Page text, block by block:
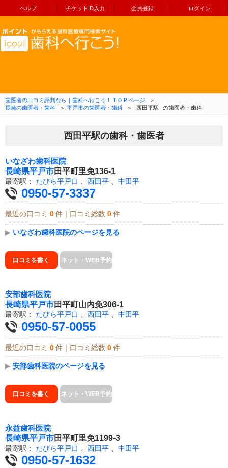
ヘルプ チケットID入力 会員登録 ログイン
コンテンツへ移動
歯医者の口コミ評判なら｜歯科へ行こう！ＴＯＰページ
＞
長崎の歯医者・歯科
＞ 平戸市の歯医者・歯科 ＞ 西田平駅 の歯医者・歯科
西田平駅の歯科・歯医者
いなざわ歯科医院
長崎県平戸市田平町里免136-1
最寄駅： たびら平戸口 西田平 中田平
0950-57-3337
最近の口コミ 0 件｜口コミ総数 0 件
▶ いなざわ歯科医院のページを見る
口コミを書く ネット・WEB予約
安部歯科医院
長崎県平戸市田平町山内免306-1
最寄駅： たびら平戸口 、 西田平 、 中田平
0950-57-0055
最近の口コミ 0 件｜口コミ総数 0 件
▶ 安部歯科医院のページを見る
口コミを書く ネット・WEB予約
永益歯科医院
長崎県平戸市田平町里免1199-3
最寄駅： たびら平戸口 西田平 中田平
0950-57-1632